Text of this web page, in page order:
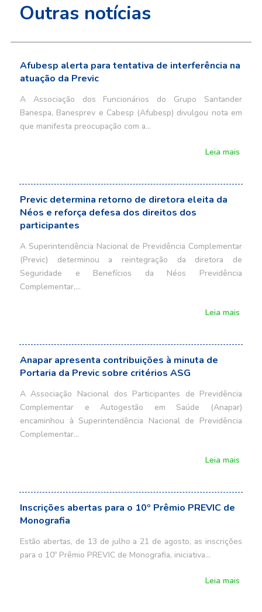
Outras notícias
Afubesp alerta para tentativa de interferência na
atuação da Previc
A Associação dos Funcionários do Grupo Santander
Banespa, Banesprev e Cabesp (Afubesp) divulgou nota em
que manifesta preocupação com a…
Leia mais
Previc determina retorno de diretora eleita da
Néos e reforça defesa dos direitos dos
participantes
A Superintendência Nacional de Previdência Complementar
(Previc) determinou a reintegração da diretora de
Seguridade e Benefícios da Néos Previdência
Complementar,…
Leia mais
Anapar apresenta contribuições à minuta de
Portaria da Previc sobre critérios ASG
A Associação Nacional dos Participantes de Previdência
Complementar e Autogestão em Saúde (Anapar)
encaminhou à Superintendência Nacional de Previdência
Complementar…
Leia mais
Inscrições abertas para o 10º Prêmio PREVIC de
Monografia
Estão abertas, de 13 de julho a 21 de agosto, as inscrições
para o 10º Prêmio PREVIC de Monografia, iniciativa…
Leia mais